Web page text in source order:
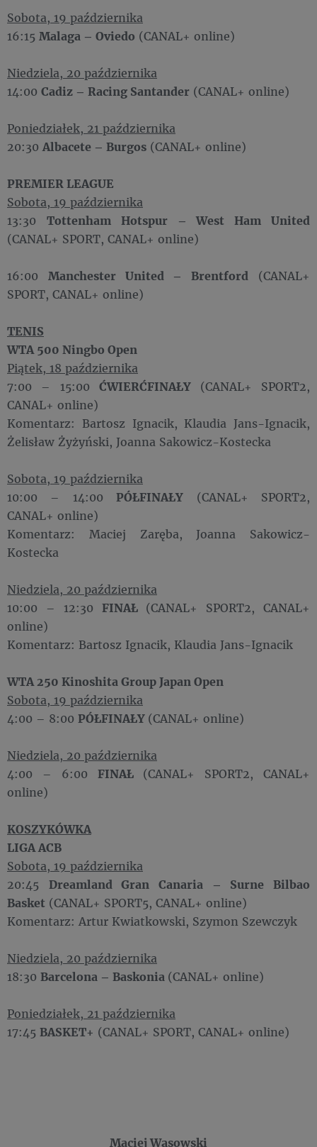
Sobota, 19 października
16:15 Malaga – Oviedo (CANAL+ online)
Niedziela, 20 października
14:00 Cadiz – Racing Santander (CANAL+ online)
Poniedziałek, 21 października
20:30 Albacete – Burgos (CANAL+ online)
PREMIER LEAGUE
Sobota, 19 października
13:30 Tottenham Hotspur – West Ham United
(CANAL+ SPORT, CANAL+ online)
16:00 Manchester United – Brentford (CANAL+
SPORT, CANAL+ online)
TENIS
WTA 500 Ningbo Open
Piątek, 18 października
7:00 – 15:00ĆWIERĆFINAŁY (CANAL+ SPORT2,
CANAL+ online)
Komentarz: Bartosz Ignacik, Klaudia Jans-Ignacik,
Żelisław Żyżyński, Joanna Sakowicz-Kostecka
Sobota, 19 października
10:00 – 14:00PÓŁFINAŁY (CANAL+ SPORT2,
CANAL+ online)
Komentarz: Maciej Zaręba, Joanna Sakowicz-
Kostecka
Niedziela, 20 października
10:00 – 12:30 FINAŁ (CANAL+ SPORT2, CANAL+
online)
Komentarz: Bartosz Ignacik, Klaudia Jans-Ignacik
WTA 250 Kinoshita Group Japan Open
Sobota, 19 października
4:00 – 8:00 PÓŁFINAŁY (CANAL+ online)
Niedziela, 20 października
4:00 – 6:00 FINAŁ (CANAL+ SPORT2, CANAL+
online)
KOSZYKÓWKA
LIGA ACB
Sobota, 19 października
20:45 Dreamland Gran Canaria – Surne Bilbao
Basket (CANAL+ SPORT5, CANAL+ online)
Komentarz: Artur Kwiatkowski, Szymon Szewczyk
Niedziela, 20 października
18:30 Barcelona – Baskonia (CANAL+ online)
Poniedziałek, 21 października
17:45 BASKET+ (CANAL+ SPORT, CANAL+ online)
Maciej Wąsowski